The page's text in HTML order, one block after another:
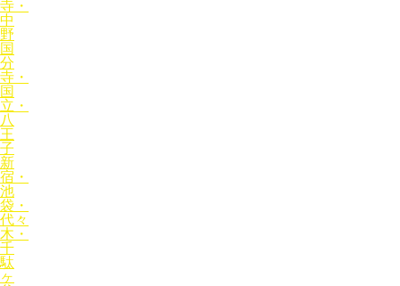
寺・
中
野
国
分
寺・
国
立・
八
王
子
新
宿・
池
袋・
代々
木・
千
駄
ヶ